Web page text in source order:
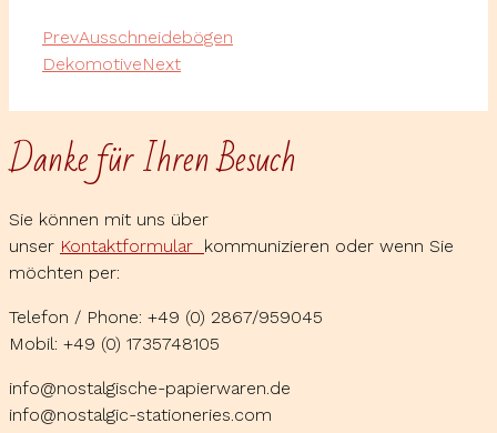
PrevAusschneidebögen
DekomotiveNext
Danke für Ihren Besuch
Sie können mit uns über
unser Kontaktformular kommunizieren oder wenn Sie
möchten per:
Telefon / Phone: +49 (0) 2867/959045
Mobil: +49 (0) 1735748105
info@nostalgische-papierwaren.de
info@nostalgic-stationeries.com